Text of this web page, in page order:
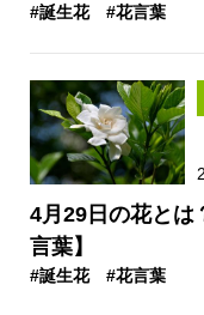
#誕生花 #花言葉
4月29日の花とは
言葉】
#誕生花 #花言葉